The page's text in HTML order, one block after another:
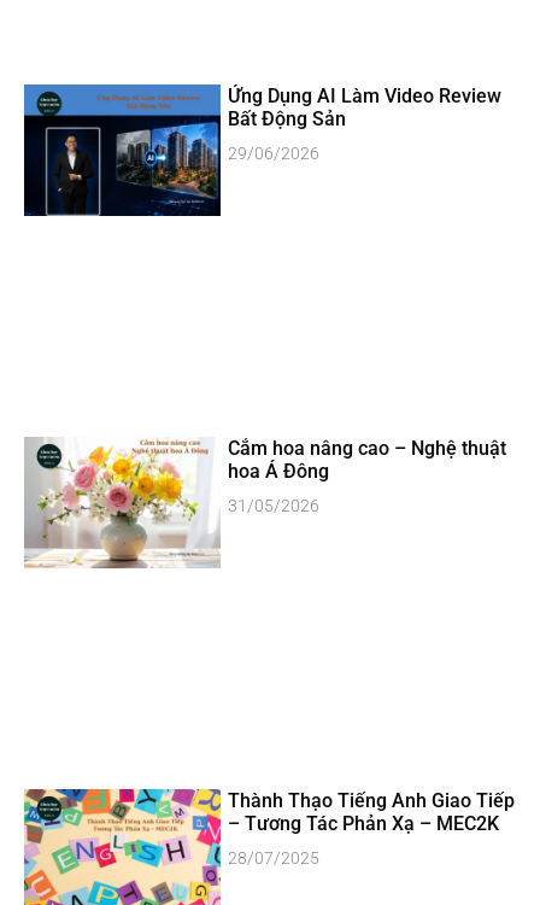
Ứng Dụng AI Làm Video Review
Bất Động Sản
29/06/2026
Cắm hoa nâng cao – Nghệ thuật
hoa Á Đông
31/05/2026
Thành Thạo Tiếng Anh Giao Tiếp
– Tương Tác Phản Xạ – MEC2K
28/07/2025